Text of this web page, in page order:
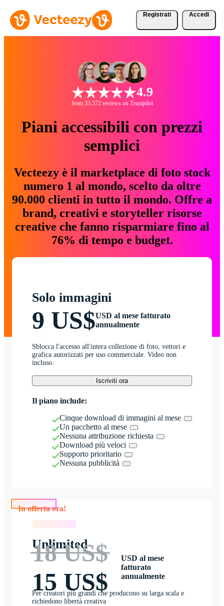
Registrati Accedi
4.9
from 33.572 reviews on Trustpilot
Piani accessibili con prezzi
semplici
Vecteezy è il marketplace di foto stock
numero 1 al mondo, scelto da oltre
90.000 clienti in tutto il mondo. Offre a
brand, creativi e storyteller risorse
creative che fanno risparmiare fino al
76% di tempo e budget.
Solo immagini
9 US$USD al mese fatturato
annualmente
Sblocca l'accesso all'intera collezione di foto, vettori e
grafica autorizzati per uso commerciale. Video non
incluso.
Iscriviti ora
Il piano include:
Cinque download di immagini al mese
Un pacchetto al mese
Nessuna attribuzione richiesta
Download più veloci
Supporto prioritario
Nessuna pubblicità
Unlimited
18 US$
15 US$
USD al mese
fatturato
annualmente
Per creatori più grandi che producono su larga scala e
richiedono libertà creativa